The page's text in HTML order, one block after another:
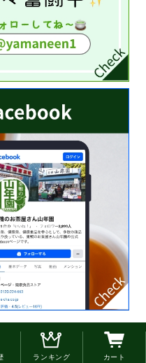
はこちら
ランキング カート